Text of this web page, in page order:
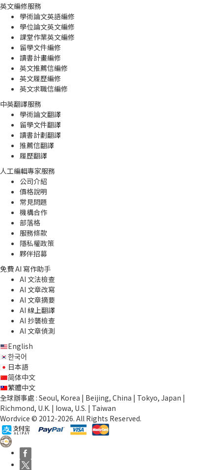
英文編修服務
學術論文英語編修
學位論文英文編修
課堂作業英文編修
留學文件編修
讀書計畫編修
英文推薦信編修
英文履歷編修
英文求職信編修
中英翻譯服務
學術論文翻譯
留學文件翻譯
讀書計劃翻譯
推薦信翻譯
履歷翻譯
人工編輯專家服務
公司介紹
價格說明
常見問題
機構合作
部落格
服務條款
隱私權政策
夥伴招募
免費 AI 寫作助手
AI 文法檢查
AI 文章改寫
AI 文章摘要
AI 線上翻譯
AI 抄襲檢查
AI 文章偵測
English
한국어
日本語
简体中文
繁體中文
全球辦事處 : Seoul, Korea | Beijing, China | Tokyo, Japan |
Richmond, U.K. | Iowa, U.S. | Taiwan
Wordvice © 2012-2026. All Rights Reserved.